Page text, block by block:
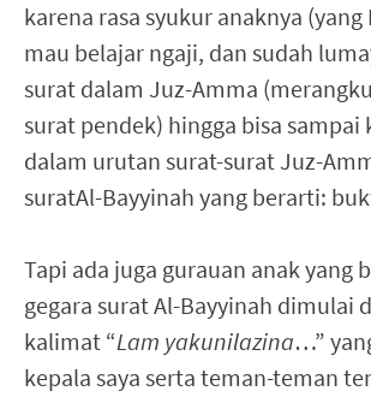
karena rasa syukur anaknya (yang
mau belajar ngaji, dan sudah
surat dalam Juz-Amma
surat pendek) hingga bisa sampai
dalam urutan surat-surat Juz-
suratAl-Bayyinah yang berarti:
Tapi ada juga gurauan anak yang
gegara surat Al-Bayyinah dimulai
kalimat “Lam yakunilazina…”
kepala saya serta teman-teman